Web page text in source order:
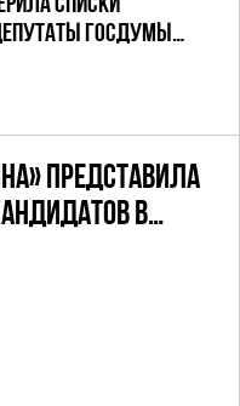
ГОСДУМЫ
ПРЕДСТАВИЛА
В